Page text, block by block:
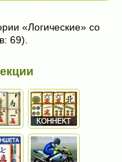
«Логические» со
69).